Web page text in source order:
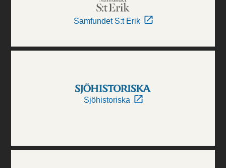
Samfundet S:t Erik
Sjöhistoriska